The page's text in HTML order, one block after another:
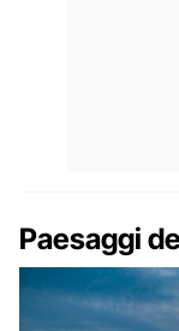
Paesaggi